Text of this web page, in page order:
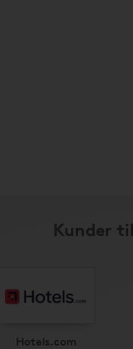
Kunder
Hotels.com